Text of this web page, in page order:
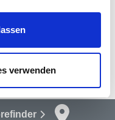
verwenden